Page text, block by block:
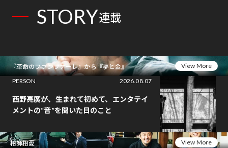
STORY連載
『革命のファンファーレ』から『夢と金』
View More
PERSON
2026.08.07
西野亮廣が、生まれて初めて、エンタテイ
メントの“音”を聞いた日のこと
相師相愛
View More